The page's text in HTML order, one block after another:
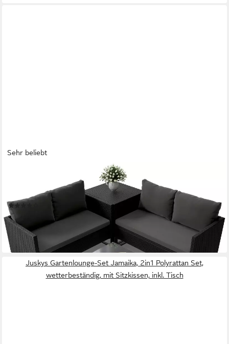
Sehr beliebt
Gartenlounge-Set Santorini, (4-tlg), Polyrattan Sitzgruppe mit
Beistelltisch & Auflagenbox, wetterfest
349,99 €
lieferbar - in 4-5 Werktagen bei dir
Juskys Gartenlounge-Set Jamaika, 2in1 Polyrattan Set,
wetterbeständig, mit Sitzkissen, inkl. Tisch